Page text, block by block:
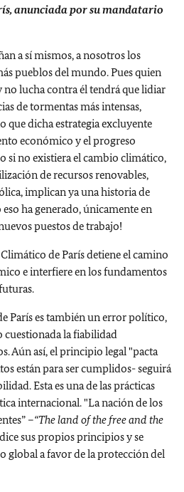
anunciada por su mandatario
a sí mismos, a nosotros los
pueblos del mundo. Pues quien
lucha contra él tendrá que lidiar
de tormentas más intensas,
que dicha estrategia excluyente
económico y el progreso
si no existiera el cambio climático,
de recursos renovables,
implican ya una historia de
ha generado, únicamente en
puestos de trabajo!
de París detiene el camino
e interfiere en los fundamentos
París es también un error político,
cuestionada la fiabilidad
Aún así, el principio legal "pacta
están para ser cumplidos- seguirá
Esta es una de las prácticas
internacional. "La nación de los
–“The land of the free and the
sus propios principios y se
global a favor de la protección del